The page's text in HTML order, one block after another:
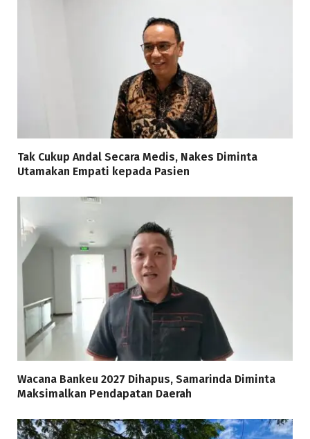
Tak Cukup Andal Secara Medis, Nakes Diminta
Utamakan Empati kepada Pasien
Wacana Bankeu 2027 Dihapus, Samarinda Diminta
Maksimalkan Pendapatan Daerah